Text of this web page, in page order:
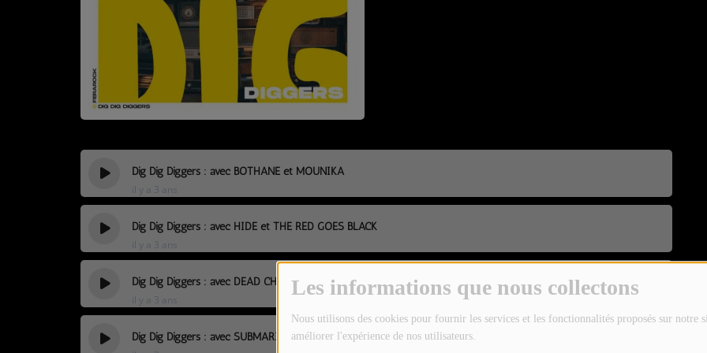
Les informations que nous collectons
Nous utilisons des cookies pour fournir les services et les fonctionnalités proposés sur notre
améliorer l'expérience de nos utilisateurs.
TOUTES LES ÉMISSIONS
TOUS LES PODCASTS
C'EST QUOI CETTE RADIO ?
LES ATELIERS PÉDAGOGIQUES
COMMUNIQUEZ SUR OUEST
TRACK
LE T'CHAT
Dig Dig Diggers : avec BOTHANE et MOUNIKA
il y a 3 ans
Dig Dig Diggers : avec HIDE et THE RED GOES BLACK
il y a 3 ans
Dig Dig Diggers : avec DEAD CHIC et DEGIHEUGI
il y a 3 ans
Dig Dig Diggers : avec SUBMARINE FM et CATHEDRALE